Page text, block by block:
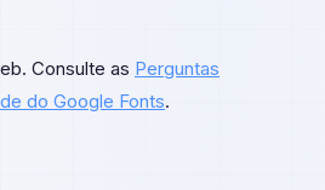
Consulte as Perguntas
do Google Fonts.